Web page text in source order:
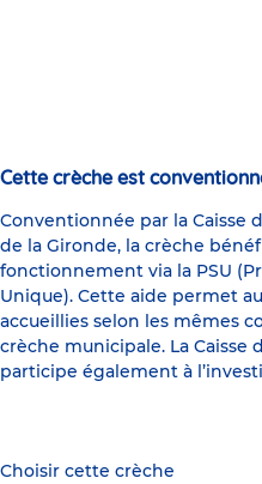
Cette crèche est
Conventionnée par la Caisse
de la Gironde, la crèche
fonctionnement via la PSU
Unique). Cette aide permet
accueillies selon les mêmes
crèche municipale. La Caisse
participe également à
Choisir cette crèche